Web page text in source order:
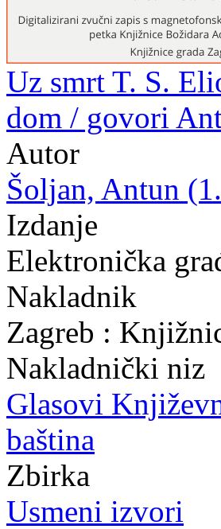
Uz smrt T. S.
dom / govori
Autor
Šoljan, Antun
Izdanje
Elektronička
Nakladnik
Zagreb :
Nakladnički niz
Glasovi
baština
Zbirka
Usmeni izvori